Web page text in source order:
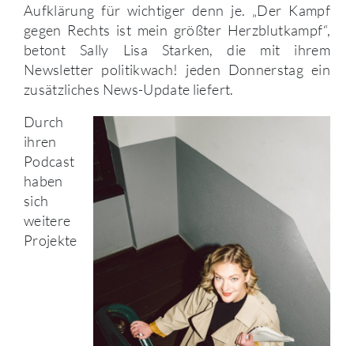
Aufklärung für wichtiger denn je. „Der Kampf
gegen Rechts ist mein größter Herzblutkampf“,
betont Sally Lisa Starken, die mit ihrem
Newsletter politikwach! jeden Donnerstag ein
zusätzliches News-Update liefert.
Durch
ihren
Podcast
haben
sich
weitere
Projekte